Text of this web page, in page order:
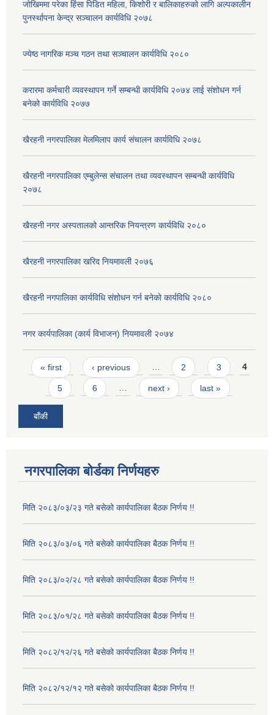
जोखिममा परेका हिंसा पिडित महिला, किशोरी र बालिकाहरुको लागि अल्पकालीन
पुनर्स्थापना केन्द्र सञ्चालन कार्यविधि २०७८
ज्येष्ठ नागरिक मञ्च गठन तथा सञ्चालन कार्यविधि २०८०
करारमा कर्मचारी व्यवस्थापन गर्ने सम्बन्धी कार्यविधि २०७४ लाई संशोधन गर्न
बनेको कार्यविधि २०७७
खैरहनी नगरपालिका मेलमिलाप कार्य संचालन कार्यविधि २०७८
खैरहनी नगरपालिका एम्बुलेन्स संचालन तथा व्यवस्थापन सम्बन्धी कार्यविधि
२०७८
खैरहनी नगर अस्पतालको आन्तरिक नियन्त्रण कार्यविधि २०८०
खैरहनी नगरपालिका खरिद नियमावली २०७६
खैरहनी नगपालिका कार्यविधि संशोधन गर्न बनेको कार्यविधि २०८०
नगर कार्यपालिका (कार्य विभाजन) नियमावली २०७४
Pages
« first ‹ previous … 2 3 4
5 6 … next › last »
बाँकी
नगरपालिका बोर्डका निर्णयहरु
मिति २०८३/०३/२३ गते बसेको कार्यपालिका बैठक निर्णय !!
मिति २०८३/०३/०६ गते बसेको कार्यपालिका बैठक निर्णय !!
मिति २०८३/०२/२८ गते बसेको कार्यपालिका बैठक निर्णय !!
मिति २०८३/०१/२८ गते बसेको कार्यपालिका बैठक निर्णय !!
मिति २०८२/१२/२६ गते बसेको कार्यपालिका बैठक निर्णय !!
मिति २०८२/१२/१२ गते बसेको कार्यपालिका बैठक निर्णय !!